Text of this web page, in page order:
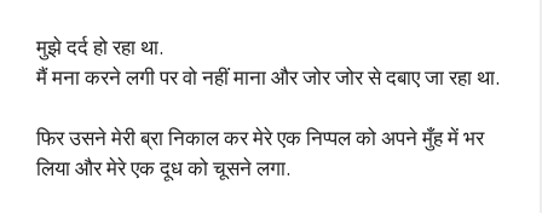
मुझे दर्द हो रहा था.
मैं मना करने लगी पर वो नहीं माना और जोर जोर से दबाए जा रहा था.
फिर उसने मेरी ब्रा निकाल कर मेरे एक निप्पल को अपने मुँह में भर
लिया और मेरे एक दूध को चूसने लगा.